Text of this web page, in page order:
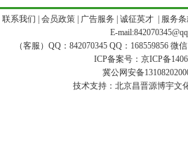
联系我们 会员政策| 广告服务 诚征英才 服务条
E-
（客服）QQ：842070345 QQ：168559856 微
ICP备案号： 京ICP备
冀公网安备
技术支持： 北京昌晋源博宇文